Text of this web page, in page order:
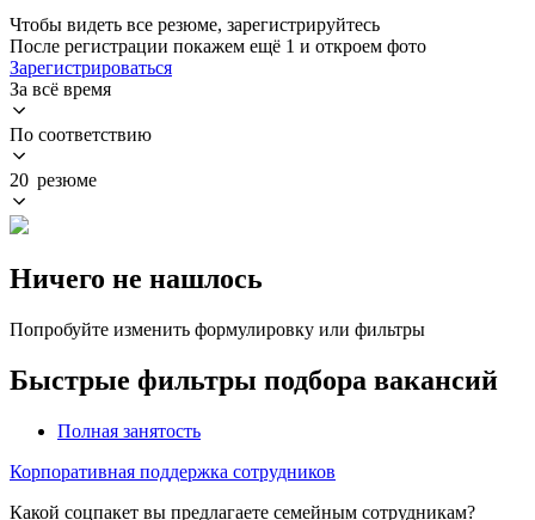
Чтобы видеть все резюме, зарегистрируйтесь
После регистрации покажем ещё 1 и откроем фото
Зарегистрироваться
За всё время
По соответствию
20 резюме
Ничего не нашлось
Попробуйте изменить формулировку или фильтры
Быстрые фильтры подбора вакансий
Полная занятость
Корпоративная поддержка сотрудников
Какой соцпакет вы предлагаете семейным сотрудникам?